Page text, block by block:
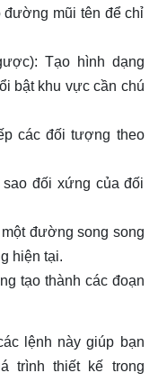
đường mũi tên để chỉ
Tạo hình dạng
bật khu vực cần chú
các đối tượng theo
sao đối xứng của đối
đường song song
hiện tại.
tạo thành các đoạn
lệnh này giúp bạn
trình thiết kế trong